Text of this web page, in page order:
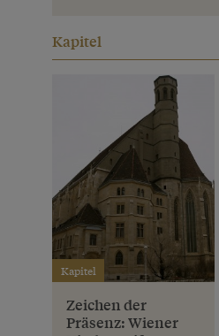
Kapitel
Kapitel
Zeichen der
Präsenz: Wiener